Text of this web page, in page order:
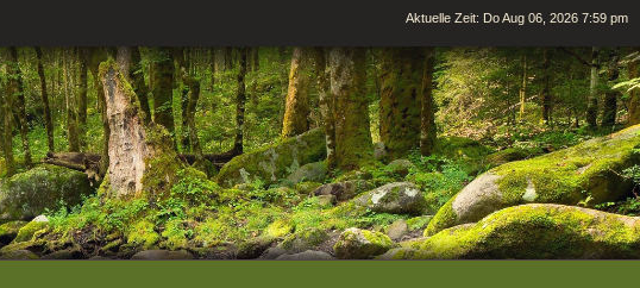
Aktuelle Zeit: Do Aug 06, 2026 7:59 pm